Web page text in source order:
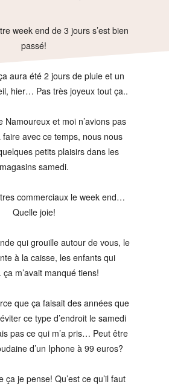
week end de 3 jours s’est bien
passé!
aura été 2 jours de pluie et un
hier… Pas très joyeux tout ça..
Namoureux et moi n’avions pas
avec ce temps, nous nous
petits plaisirs dans les
magasins samedi.
commerciaux le week end…
Quelle joie!
qui grouille autour de vous, le
à la caisse, les enfants qui
m’avait manqué tiens!
que ça faisait des années que
ce type d’endroit le samedi
pas ce qui m’a pris… Peut être
d’un Iphone à 99 euros?
ça je pense! Qu’est ce qu’il faut